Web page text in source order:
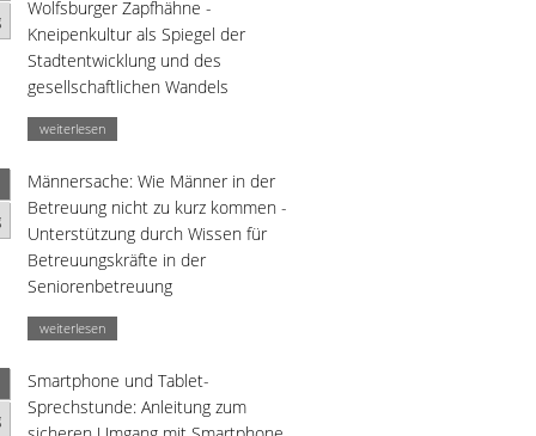
Wolfsburger Zapfhähne -
Kneipenkultur als Spiegel der
Stadtentwicklung und des
gesellschaftlichen Wandels
weiterlesen
Männersache: Wie Männer in der
Betreuung nicht zu kurz kommen -
Unterstützung durch Wissen für
Betreuungskräfte in der
Seniorenbetreuung
weiterlesen
Smartphone und Tablet-
Sprechstunde: Anleitung zum